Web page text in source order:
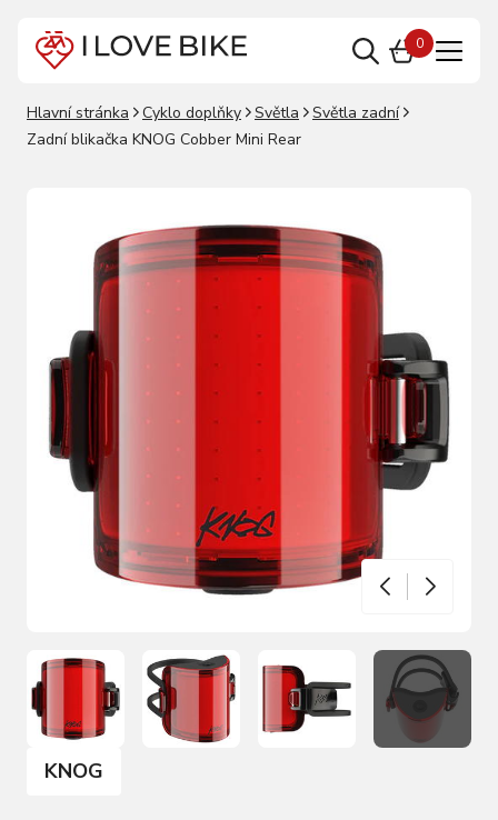
0
Hlavní stránka Cyklo doplňky Světla
Světla zadní
Zadní blikačka KNOG Cobber Mini Rear
KNOG